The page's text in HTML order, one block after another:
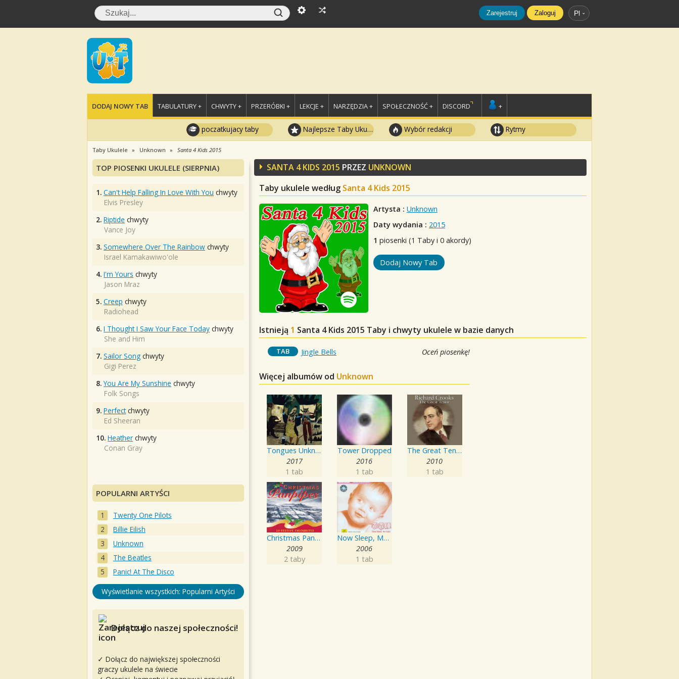
Zarejestruj Zaloguj Pl
DODAJ NOWY TAB TABULATURY + CHWYTY + PRZERÓBKI + LEKCJE + NARZĘDZIA + SPOŁECZNOŚĆ + DISCORD +
poczatkujacy taby Najlepsze Taby Ukulele Wybór redakcji Rytmy
Taby Ukulele Unknown Santa 4 Kids 2015
SANTA 4 KIDS 2015 PRZEZ UNKNOWN
Taby ukulele według Santa 4 Kids 2015
Artysta : Unknown
Daty wydania : 2015
1 piosenki (1 Taby i 0 akordy)
Dodaj Nowy Tab
Istnieją 1 Santa 4 Kids 2015 Taby i chwyty ukulele w bazie danych
TAB Jingle Bells Oceń piosenkę!
Więcej albumów od Unknown
Tongues Unknown
2017
1 tab
Tower Dropped
2016
1 tab
The Great Tenor
2010
1 tab
Christmas Panpipes
2009
2 taby
Now Sleep, My Baby
2006
1 tab
TOP PIOSENKI UKULELE (SIERPNIA)
1. Can't Help Falling In Love With You chwyty
Elvis Presley
2. Riptide chwyty
Vance Joy
3. Somewhere Over The Rainbow chwyty
Israel Kamakawiwo'ole
4. I'm Yours chwyty
Jason Mraz
5. Creep chwyty
Radiohead
6. I Thought I Saw Your Face Today chwyty
She and Him
7. Sailor Song chwyty
Gigi Perez
8. You Are My Sunshine chwyty
Folk Songs
9. Perfectchwyty
Ed Sheeran
10. Heather chwyty
Conan Gray
POPULARNI ARTYŚCI
Twenty One Pilots
Billie Eilish
Unknown
The Beatles
Panic! At The Disco
Wyświetlanie wszystkich: Popularni Artyści
Dołącz do naszej społeczności!
✓ Dołącz do największej społeczności
graczy ukulele na świecie